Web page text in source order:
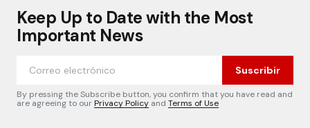
Keep Up to Date with the Most
Important News
Suscribir
By pressing the Subscribe button, you confirm that you have read and
are agreeing to ourPrivacy Policy and Terms of Use